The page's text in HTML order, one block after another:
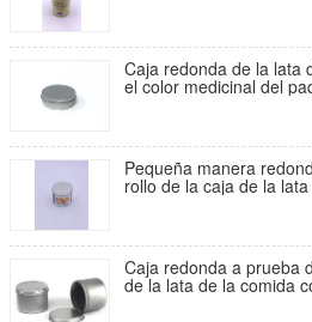
Caja redonda de la lata
el color medicinal del
Pequeña manera
rollo de la caja de la
modificada para
Caja redonda a prueba
de la lata de la comida